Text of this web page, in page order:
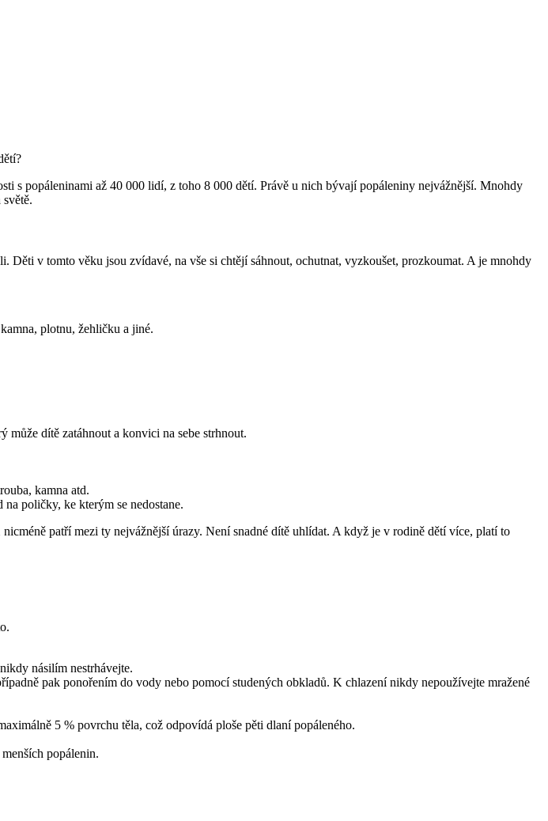
s popáleninami až 40 000 lidí, z toho 8 000 dětí. Právě u nich bývají popáleniny nejvážnější. Mnohdy
v tomto věku jsou zvídavé, na vše si chtějí sáhnout, ochutnat, vyzkoušet, prozkoumat. A je mnohdy
plotnu, žehličku a jiné.
může dítě zatáhnout a konvici na sebe strhnout.
kamna atd.
poličky, ke kterým se nedostane.
patří mezi ty nejvážnější úrazy. Není snadné dítě uhlídat. A když je v rodině dětí více, platí to
násilím nestrhávejte.
pak ponořením do vody nebo pomocí studených obkladů. K chlazení nikdy nepoužívejte mražené
5 % povrchu těla, což odpovídá ploše pěti dlaní popáleného.
popálenin.